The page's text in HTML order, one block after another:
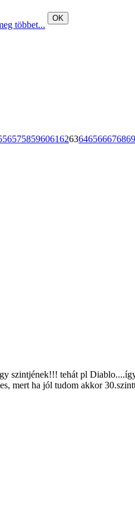
OK
többet...
5657585960616263646566676869
szintjének!!! tehát pl
mert ha jól tudom akkor